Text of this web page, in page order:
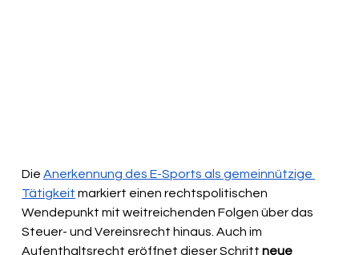
Die Anerkennung des E-Sports als gemeinnützige
Tätigkeit markiert einen rechtspolitischen
Wendepunkt mit weitreichenden Folgen über das
Steuer- und Vereinsrecht hinaus. Auch im
Aufenthaltsrecht eröffnet dieser Schritt neue